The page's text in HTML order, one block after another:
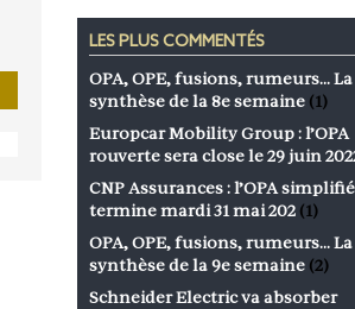
LES PLUS COMMENTÉS
OPA, OPE, fusions, rumeurs… La
synthèse de la 8e semaine (1)
Europcar Mobility Group : l’OPA
rouverte sera close le 29 juin
CNP Assurances : l’OPA
termine mardi 31 mai 202 (1)
OPA, OPE, fusions, rumeurs… La
synthèse de la 9e semaine (2)
Schneider Electric va absorber